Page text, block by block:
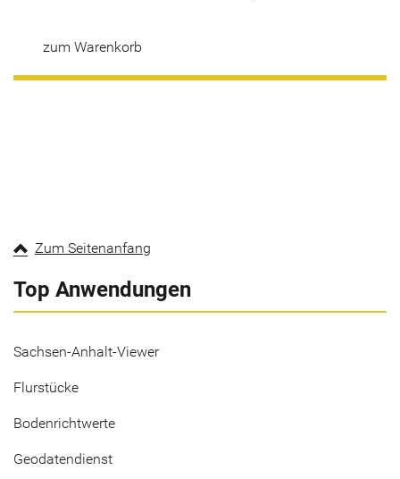
zum Warenkorb
Zum Seitenanfang
Top Anwendungen
Sachsen-Anhalt-Viewer
Flurstücke
Bodenrichtwerte
Geodatendienst